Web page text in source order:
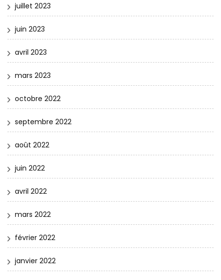
juillet 2023
juin 2023
avril 2023
mars 2023
octobre 2022
septembre 2022
août 2022
juin 2022
avril 2022
mars 2022
février 2022
janvier 2022